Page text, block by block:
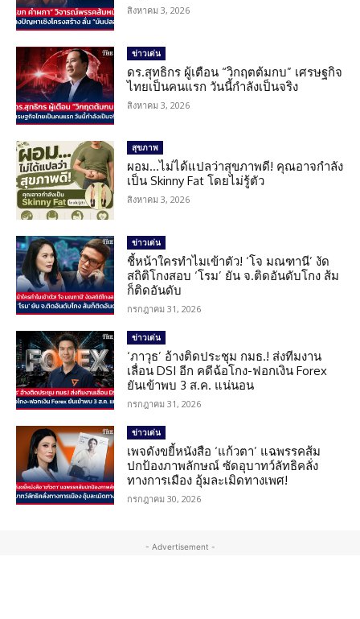
สิงหาคม 3, 2026
ข่าวเด่น
ดร.สุทธิกร ผู้เตือน “วิกฤตต้มกบ” เศรษฐกิจ
ไทยเป็นคนแรก วันนี้กำลังเป็นจริง
สิงหาคม 3, 2026
สุขภาพ
ผอม…ไม่ได้แปลว่าสุขภาพดี! คุณอาจกำลัง
เป็น Skinny Fat โดยไม่รู้ตัว
สิงหาคม 3, 2026
ข่าวเด่น
ชี้หน้าใครทำไมเข้าตัว! ‘โจ มณฑานี’ งัด
สถิติโกงสอบ ‘โรม’ ยัน จ.ติดอันดับโกง ส้ม
ก็ติดอันดับ
กรกฎาคม 31, 2026
ข่าวเด่น
‘ภาวุธ’ อ้างติดประชุม กมธ.! ส่งทีมงาน
เลื่อน DSI อีก คดีฉ้อโกง-ฟอกเงิน Forex
ยันเข้าพบ 3 ส.ค. แน่นอน
กรกฎาคม 31, 2026
ข่าวเด่น
เพจดังขยี้หนังสือ ‘แก้วตา’ แฉพรรคส้ม
ปกป้องภาพลักษณ์ ซัดอุบาทว์ลัทธิคลั่ง
ทางการเมือง อุ้มละเมิดทางเพศ!
กรกฎาคม 30, 2026
- Advertisement -